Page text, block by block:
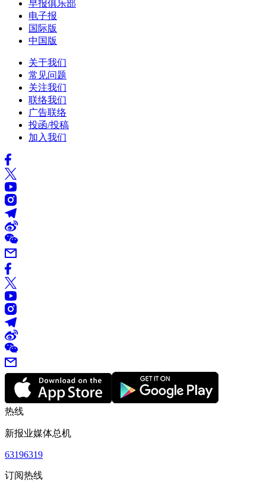
早报俱乐部
电子报
国际版
中国版
关于我们
常见问题
关注我们
联络我们
广告联络
投函/投稿
加入我们
热线
新报业媒体总机
63196319
订阅热线